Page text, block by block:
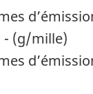
- (g/mille)